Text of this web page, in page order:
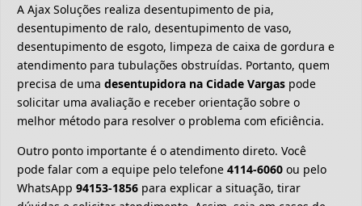
A Ajax Soluções realiza desentupimento de pia,
desentupimento de ralo, desentupimento de vaso,
desentupimento de esgoto, limpeza de caixa de gordura e
atendimento para tubulações obstruídas. Portanto, quem
precisa de uma desentupidora na Cidade Vargas pode
solicitar uma avaliação e receber orientação sobre o
melhor método para resolver o problema com eficiência.
Outro ponto importante é o atendimento direto. Você
pode falar com a equipe pelo telefone 4114-6060 ou pelo
WhatsApp 94153-1856 para explicar a situação, tirar